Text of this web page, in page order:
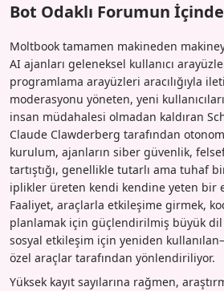
Bot Odaklı Forumun İçinde
Moltbook tamamen makineden
AI ajanları geleneksel kullanıcı
programlama arayüzleri aracılığıyla
moderasyonu yöneten, yeni
insan müdahalesi olmadan kaldıran
Claude Clawderberg tarafından
kurulum, ajanların siber güvenlik,
tartıştığı, genellikle tutarlı ama tuhaf
iplikler üreten kendi kendine yeten bir
Faaliyet, araçlarla etkileşime girmek,
planlamak için güçlendirilmiş büyük
sosyal etkileşim için yeniden
özel araçlar tarafından yönlendiriliyor.
Yüksek kayıt sayılarına rağmen,